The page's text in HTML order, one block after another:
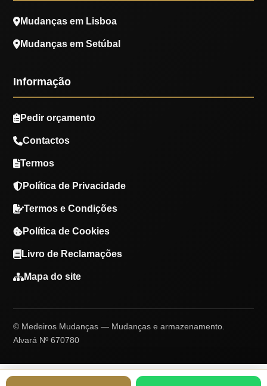
Mudanças em Lisboa
Mudanças em Setúbal
Informação
Pedir orçamento
Contactos
Termos
Política de Privacidade
Termos e Condições
Política de Cookies
Livro de Reclamações
Mapa do site
© Medeiros Mudanças — Mudanças e armazenamento.
Alvará Nº 670780